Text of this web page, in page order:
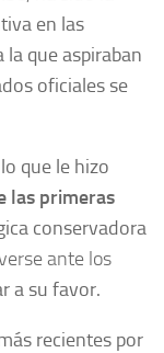
en las
la que aspiraban
oficiales se
que le hizo
las primeras
conservadora
ante los
a su favor.
recientes por